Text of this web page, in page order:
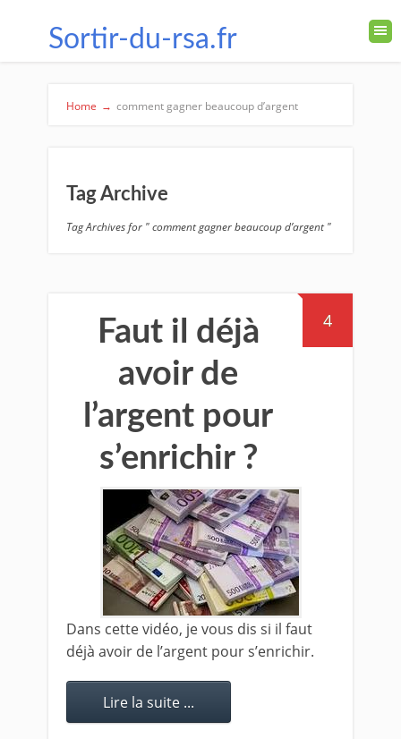
Sortir-du-rsa.fr
Home → comment gagner beaucoup d’argent
Tag Archive
Tag Archives for " comment gagner beaucoup d’argent "
4
Faut il déjà
avoir de
l’argent pour
s’enrichir ?
Dans cette vidéo, je vous dis si il faut
déjà avoir de l’argent pour s’enrichir.
Lire la suite ...